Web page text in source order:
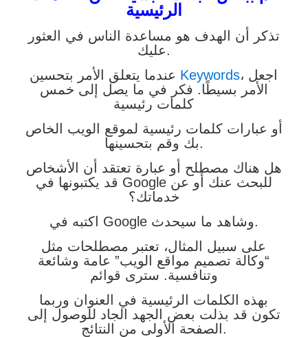
الرئيسية
تذكر أن الهدف هو مساعدة الناس في العثور
عليك.
Keywords، اجعل
الأمر بسيطًا. فكر في ما يصل إلى خمس
كلمات رئيسية
أو عبارات كلمات رئيسية لموقع الويب الخاص
بك وقم بتحسينها.
هل هناك مصطلح أو عبارة تعتقد أن الأشخاص
قد يكتبونها في Google للبحث عنك أو عن
خدماتك؟
اكتبه في Google وشاهد ما سيحدث.
على سبيل المثال، تعتبر مصطلحات مثل
“وكالة تصميم مواقع الويب” عامة وشائعة
وتنافسية. سترى قوائم
بهذه الكلمات الرئيسية في العنوان وربما
تكون قد بذلت بعض الجهد الجاد للوصول إلى
الصفحة الأولى من النتائج.